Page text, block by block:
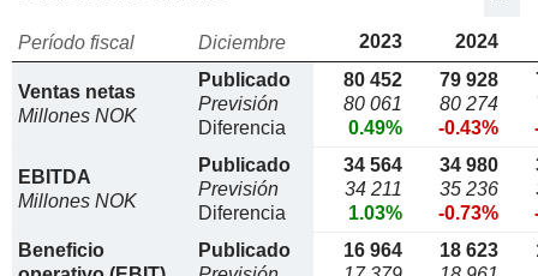
Período fiscal Diciembre 2023 2024
Ventas netas
Millones NOK
Publicado
Previsión
Diferencia
80 452
80 061
0.49%
79 928
80 274
-0.43%
EBITDA
Millones NOK
Publicado
Previsión
Diferencia
34 564
34 211
1.03%
34 980
35 236
-0.73%
Beneficio
Publicado
16 964
18 623